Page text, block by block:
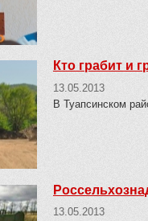
Кто грабит и
13.05.2013
В Туапсинском
13.05.2013